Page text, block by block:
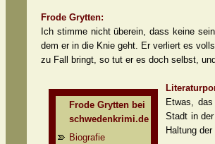
Frode Grytten:
Ich stimme nicht überein, dass keine
dem er in die Knie geht. Er verliert es
zu Fall bringt, so tut er es doch selbst,
Frode Grytten bei
schwedenkrimi.de
Biografie
Etwas,
Stadt in
Haltung